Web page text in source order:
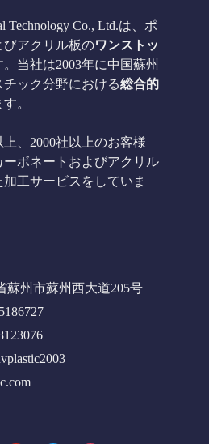
Technology Co., Ltd.は、ポ
びアクリル板のワンストッ
。当社は2003年に中国蘇州
ック分野における総合的
。
、2000社以上のお客様
ボネートおよびアクリル
工サービスをしていま
蘇州市蘇州西大道205号